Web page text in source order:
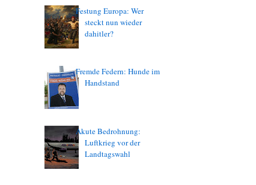
Festung Europa: Wer
steckt nun wieder
dahitler?
Fremde Federn: Hunde im
Handstand
Akute Bedrohnung:
Luftkrieg vor der
Landtagswahl